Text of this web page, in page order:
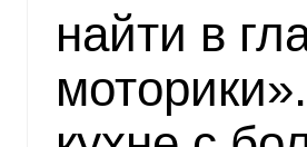
найти в